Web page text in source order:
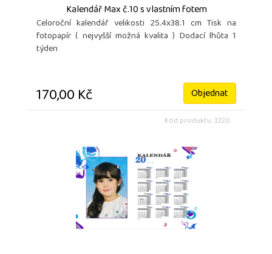
Kalendář Max č.10 s vlastním fotem
Celoroční kalendář velikosti 25.4x38.1 cm Tisk na
fotopapír ( nejvyšší možná kvalita ) Dodací lhůta 1
týden
170,00 Kč Objednat
Kód produktu: 3220